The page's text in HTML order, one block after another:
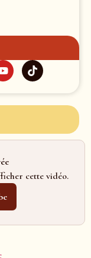
cette vidéo.